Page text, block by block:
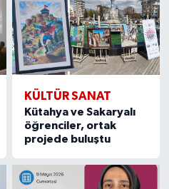
KÜLTÜR SANAT
Kütahya ve Sakaryalı
öğrenciler, ortak
projede buluştu